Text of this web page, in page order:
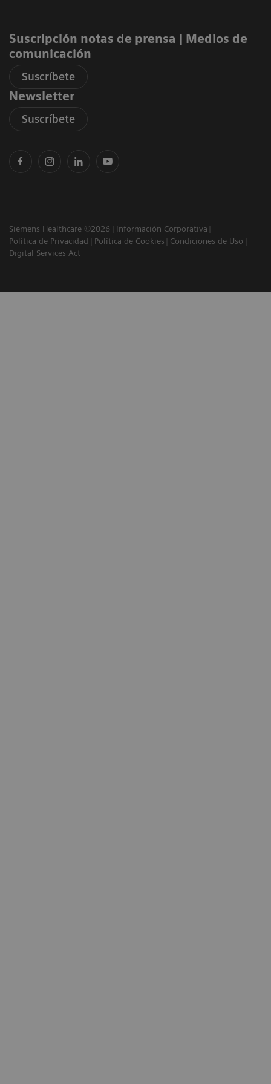
Suscripción notas de prensa ​| Medios de
comunicación
Suscríbete
Newsletter
Suscríbete
Siemens Healthcare ©2026
Información Corporativa
Política de Privacidad
Política de Cookies
Condiciones de Uso
Digital Services Act